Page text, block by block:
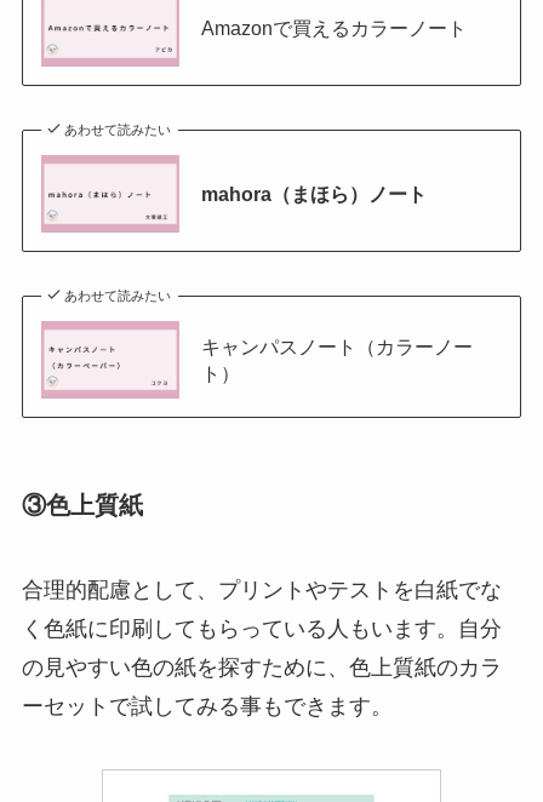
Amazonで買えるカラーノート
あわせて読みたい
mahora（まほら）ノート
あわせて読みたい
キャンパスノート（カラーノー
ト）
③色上質紙
合理的配慮として、プリントやテストを白紙でな
く色紙に印刷してもらっている人もいます。自分
の見やすい色の紙を探すために、色上質紙のカラ
ーセットで試してみる事もできます。